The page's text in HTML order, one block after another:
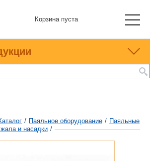
Корзина пуста
/ Паяльное оборудование / Паяльные
и насадки /